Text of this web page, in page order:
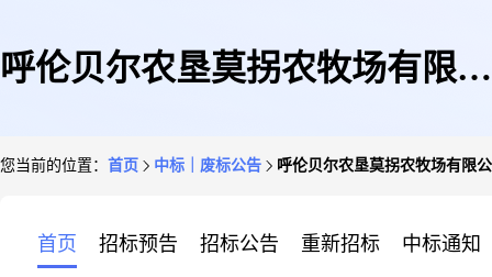
呼伦贝尔农垦莫拐农牧场有限公
您当前的位置： 首页 中标｜废标公告 呼伦贝尔农垦莫拐农牧场有限
首页 招标预告 招标公告 重新招标 中标通知